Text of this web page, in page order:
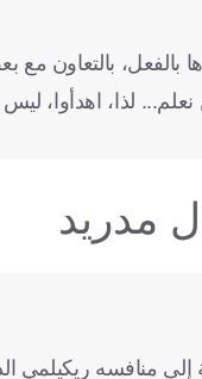
بالتعاون مع
لذا، اهدأوا،
مدريد